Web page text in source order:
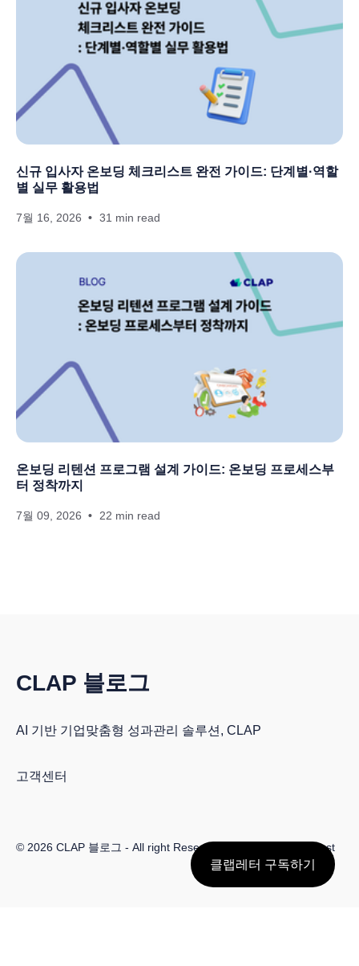
신규 입사자 온보딩 체크리스트 완전 가이드: 단계별·역할
별 실무 활용법
7월 16, 2026 31 min read
온보딩 리텐션 프로그램 설계 가이드: 온보딩 프로세스부
터 정착까지
7월 09, 2026 22 min read
CLAP 블로그
AI 기반 기업맞춤형 성과관리 솔루션, CLAP
고객센터
© 2026 CLAP 블로그 - All right Reserved. Published with Ghost
클랩레터 구독하기